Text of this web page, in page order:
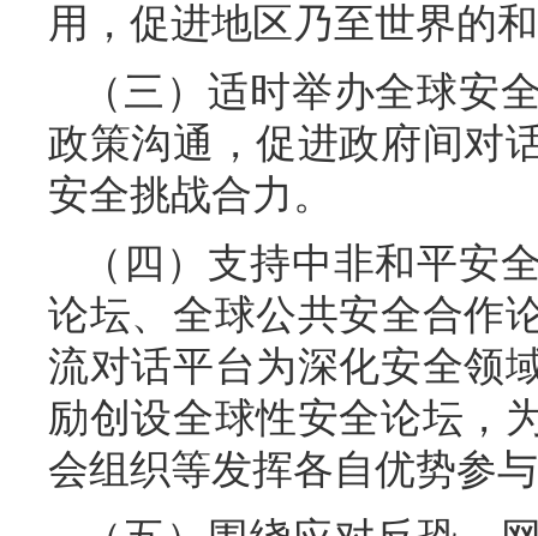
用，促进地区乃至世界的
（三）适时举办全球安
政策沟通，促进政府间对
安全挑战合力。
（四）支持中非和平安
论坛、全球公共安全合作
流对话平台为深化安全领
励创设全球性安全论坛，
会组织等发挥各自优势参